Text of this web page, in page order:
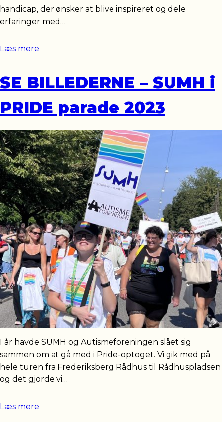
handicap, der ønsker at blive inspireret og dele
erfaringer med…
Læs mere
SE BILLEDERNE – SUMH i
PRIDE parade 2023
I år havde SUMH og Autismeforeningen slået sig
sammen om at gå med i Pride-optoget. Vi gik med på
hele turen fra Frederiksberg Rådhus til Rådhuspladsen
og det gjorde vi…
Læs mere